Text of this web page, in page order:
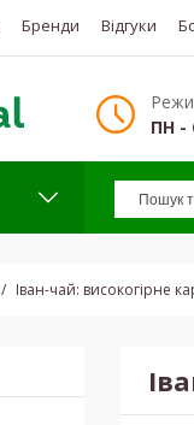
Бренди Відгуки
ПН -
Іван-чай: високогірне